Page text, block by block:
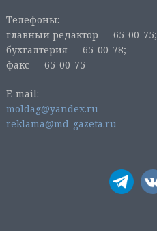
Телефоны:
главный редактор — 65-00-75;
бухгалтерия — 65-00-78;
факс — 65-00-75
E-mail:
moldag@yandex.ru
reklama@md-gazeta.ru